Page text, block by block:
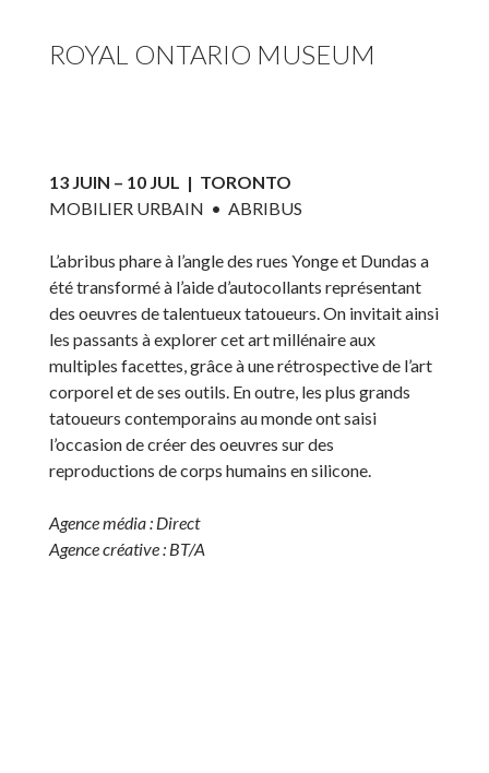
ROYAL ONTARIO MUSEUM
13 JUIN – 10 JUL | TORONTO
MOBILIER URBAIN • ABRIBUS
L’abribus phare à l’angle des rues Yonge et Dundas a
été transformé à l’aide d’autocollants représentant
des oeuvres de talentueux tatoueurs. On invitait ainsi
les passants à explorer cet art millénaire aux
multiples facettes, grâce à une rétrospective de l’art
corporel et de ses outils. En outre, les plus grands
tatoueurs contemporains au monde ont saisi
l’occasion de créer des oeuvres sur des
reproductions de corps humains en silicone.
Agence média : Direct
Agence créative : BT/A